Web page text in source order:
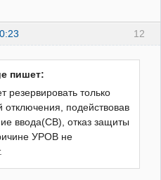
12
пишет:
резервировать только
отключения, подействовав
ввода(СВ), отказ защиты
УРОВ не